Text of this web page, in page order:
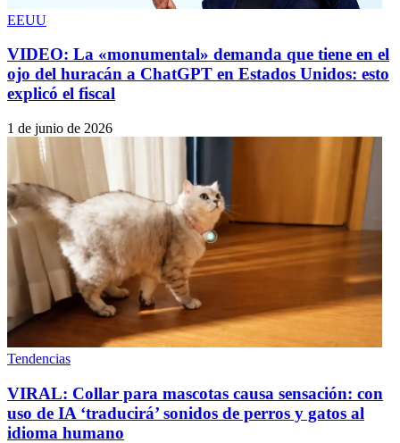
EEUU
VIDEO: La «monumental» demanda que tiene en el
ojo del huracán a ChatGPT en Estados Unidos: esto
explicó el fiscal
1 de junio de 2026
Tendencias
VIRAL: Collar para mascotas causa sensación: con
uso de IA ‘traducirá’ sonidos de perros y gatos al
idioma humano